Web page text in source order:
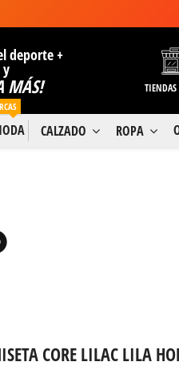
deporte +
y
MÁS!
CALZADO ROPA
CORE LILAC LILA